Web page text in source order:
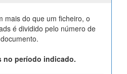
mais do que um ficheiro, o
é dividido pelo número de
no período indicado.